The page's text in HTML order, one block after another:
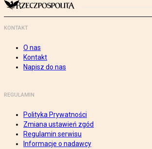
KONTAKT
O nas
Kontakt
Napisz do nas
REGULAMIN
Polityka Prywatności
Zmiana ustawień zgód
Regulamin serwisu
Informacje o nadawcy